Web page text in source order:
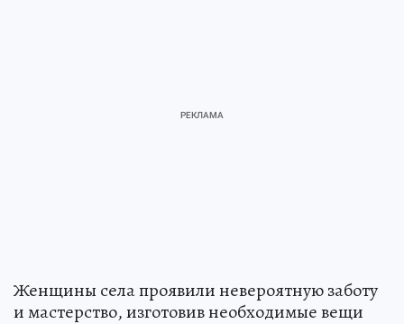
Женщины села проявили невероятную заботу
и мастерство, изготовив необходимые вещи